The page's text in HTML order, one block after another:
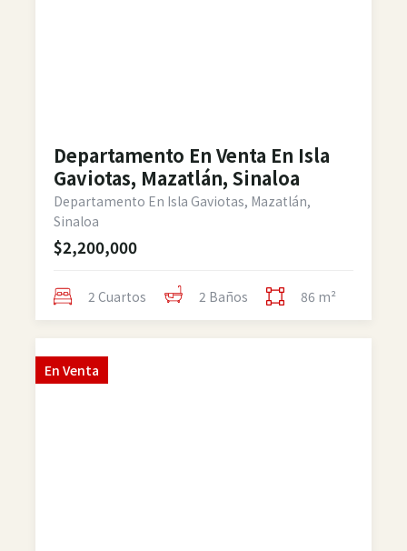
Departamento En Venta En Isla
Gaviotas, Mazatlán, Sinaloa
Departamento En Isla Gaviotas, Mazatlán,
Sinaloa
$2,200,000
2 Cuartos 2 Baños 86 m²
En Venta